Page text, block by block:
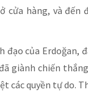
hàng, và đến
đạo của Erdoğan,
giành chiến
quyền tự do.